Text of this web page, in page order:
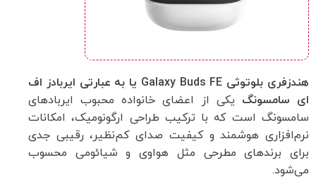
هندزفری بلوتوثی Galaxy Buds FE یا به عبارتی ایربادز اف
ای سامسونگ یکی از اعضای خانواده محبوب ایربادهای
سامسونگ است که با ترکیب طراحی ارگونومیک، امکانات
نرم‌افزاری هوشمند و کیفیت صدای کم‌نظیر، رقیبی جدی
برای برندهای مطرحی مثل هواوی و شیائومی محسوب
می‌شود.